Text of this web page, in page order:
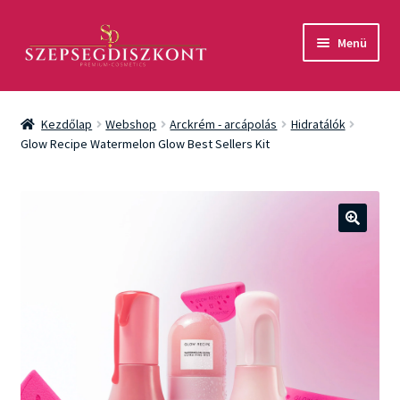
aa
Menü
Akció
Csomagok
Márkák
Kezdőlap Webshop Arckrém - arcápolás
Hidratálók
Glow Recipe Watermelon Glow Best Sellers Kit